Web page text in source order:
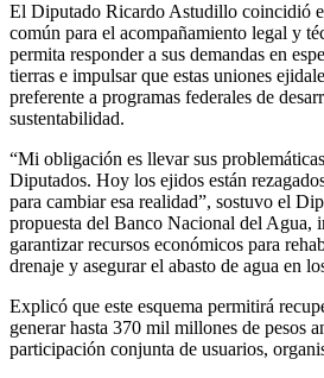
El Diputado Ricardo Astudillo coincidió
común para el acompañamiento legal y
permita responder a sus demandas en
tierras e impulsar que estas uniones
preferente a programas federales de
sustentabilidad.
“Mi obligación es llevar sus
Diputados. Hoy los ejidos están
para cambiar esa realidad”, sostuvo el
propuesta del Banco Nacional del Agua,
garantizar recursos económicos para
drenaje y asegurar el abasto de agua en
Explicó que este esquema permitirá
generar hasta 370 mil millones de pesos
participación conjunta de usuarios,